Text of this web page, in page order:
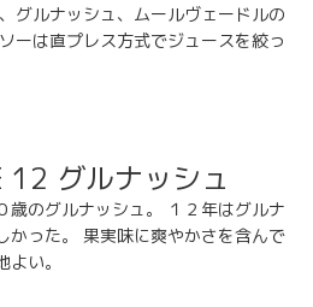
グルナッシュ、ムールヴェードルの
ーは直プレス方式でジュースを絞っ
12 グルナッシュ
歳のグルナッシュ。 １２年はグルナ
かった。 果実味に爽やかさを含んで
い。